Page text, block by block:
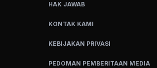
HAK JAWAB
KONTAK KAMI
KEBIJAKAN PRIVASI
PEDOMAN PEMBERITAAN MEDIA